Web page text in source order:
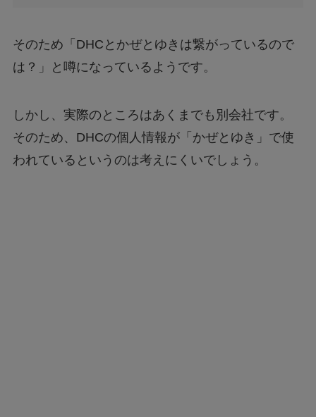
そのため「DHCとかぜとゆきは繋がっているので
は？」と噂になっているようです。
しかし、実際のところはあくまでも別会社です。
そのため、DHCの個人情報が「かぜとゆき」で使
われているというのは考えにくいでしょう。